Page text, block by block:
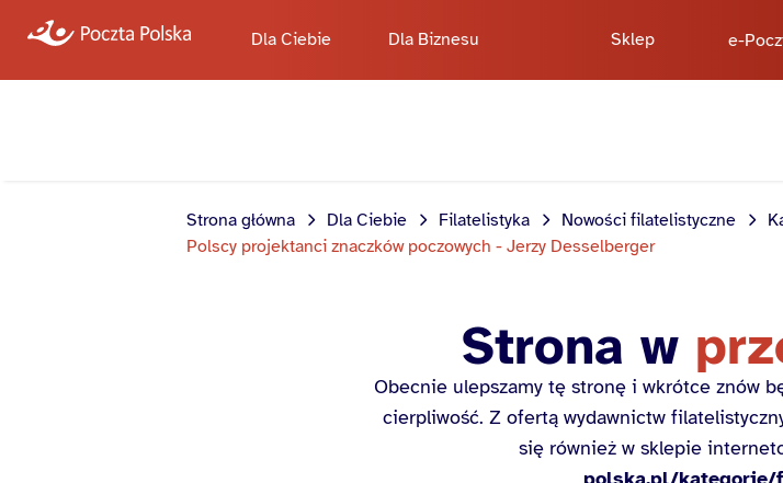
Dla Ciebie Dla Biznesu Sklep e-
Strona główna Dla Ciebie Filatelistyka Nowości filatelistyczne
Polscy projektanci znaczków poczowych - Jerzy Desselberger
Strona w
Obecnie ulepszamy tę stronę i wkrótce znów
cierpliwość. Z ofertą wydawnictw
się również w sklepie